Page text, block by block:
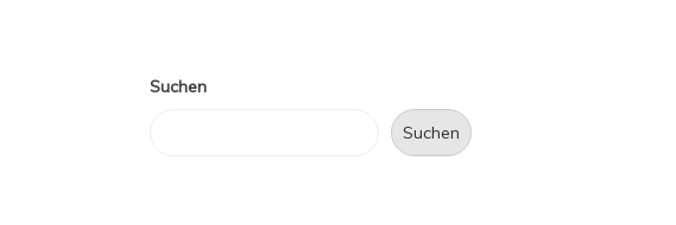
Suchen
Suchen